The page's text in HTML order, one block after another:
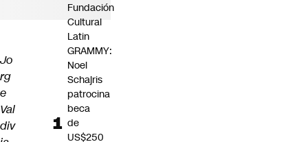
Jo
rg
e
Val
div
Fundación
Cultural
Latin
GRAMMY:
Noel
Schajris
patrocina
beca
de
US$250